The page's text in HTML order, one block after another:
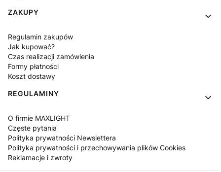
ZAKUPY
Regulamin zakupów
Jak kupować?
Czas realizacji zamówienia
Formy płatności
Koszt dostawy
REGULAMINY
O firmie MAXLIGHT
Częste pytania
Polityka prywatności Newslettera
Polityka prywatności i przechowywania plików Cookies
Reklamacje i zwroty